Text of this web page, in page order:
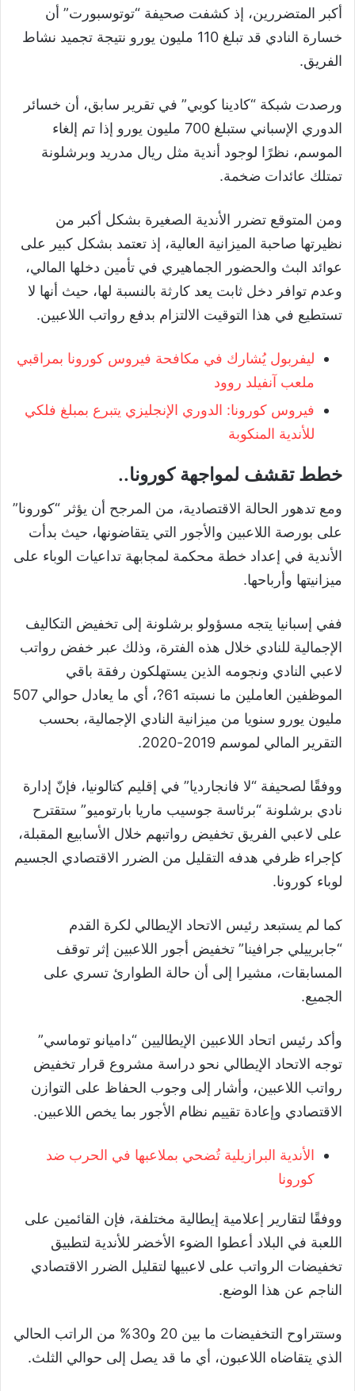
أكبر المتضررين، إذ كشفت صحيفة “توتوسبورت” أن
خسارة النادي قد تبلغ 110 مليون يورو نتيجة تجميد نشاط
الفريق.
ورصدت شبكة “كادينا كوبي” في تقرير سابق، أن خسائر
الدوري الإسباني ستبلغ 700 مليون يورو إذا تم إلغاء
الموسم، نظرًا لوجود أندية مثل ريال مدريد وبرشلونة
تمتلك عائدات ضخمة.
ومن المتوقع تضرر الأندية الصغيرة بشكل أكبر من
نظيرتها صاحبة الميزانية العالية، إذ تعتمد بشكل كبير على
عوائد البث والحضور الجماهيري في تأمين دخلها المالي،
وعدم توافر دخل ثابت يعد كارثة بالنسبة لها، حيث أنها لا
تستطيع في هذا التوقيت الالتزام بدفع رواتب اللاعبين.
ليفربول يُشارك في مكافحة فيروس كورونا بمراقبي
ملعب آنفيلد روود
فيروس كورونا: الدوري الإنجليزي يتبرع بمبلغ فلكي
للأندية المنكوبة
خطط تقشف لمواجهة كورونا..
ومع تدهور الحالة الاقتصادية، من المرجح أن يؤثر “كورونا”
على بورصة اللاعبين والأجور التي يتقاضونها، حيث بدأت
الأندية في إعداد خطة محكمة لمجابهة تداعيات الوباء على
ميزانيتها وأرباحها.
ففي إسبانيا يتجه مسؤولو برشلونة إلى تخفيض التكاليف
الإجمالية للنادي خلال هذه الفترة، وذلك عبر خفض رواتب
لاعبي النادي ونجومه الذين يستهلكون رفقة باقي
الموظفين العاملين ما نسبته 61?، أي ما يعادل حوالي 507
مليون يورو سنويا من ميزانية النادي الإجمالية، بحسب
التقرير المالي لموسم 2019-2020.
ووفقًا لصحيفة “لا فانجارديا” في إقليم كتالونيا، فإنّ إدارة
نادي برشلونة “برئاسة جوسيب ماريا بارتوميو” ستقترح
على لاعبي الفريق تخفيض رواتبهم خلال الأسابيع المقبلة،
كإجراء ظرفي هدفه التقليل من الضرر الاقتصادي الجسيم
لوباء كورونا.
كما لم يستبعد رئيس الاتحاد الإيطالي لكرة القدم
“جابرييلي جرافينا” تخفيض أجور اللاعبين إثر توقف
المسابقات، مشيرا إلى أن حالة الطوارئ تسري على
الجميع.
وأكد رئيس اتحاد اللاعبين الإيطاليين “داميانو توماسي”
توجه الاتحاد الإيطالي نحو دراسة مشروع قرار تخفيض
رواتب اللاعبين، وأشار إلى وجوب الحفاظ على التوازن
الاقتصادي وإعادة تقييم نظام الأجور بما يخص اللاعبين.
الأندية البرازيلية تُضحي بملاعبها في الحرب ضد
كورونا
ووفقًا لتقارير إعلامية إيطالية مختلفة، فإن القائمين على
اللعبة في البلاد أعطوا الضوء الأخضر للأندية لتطبيق
تخفيضات الرواتب على لاعبيها لتقليل الضرر الاقتصادي
الناجم عن هذا الوضع.
وستتراوح التخفيضات ما بين 20 و30% من الراتب الحالي
الذي يتقاضاه اللاعبون، أي ما قد يصل إلى حوالي الثلث.